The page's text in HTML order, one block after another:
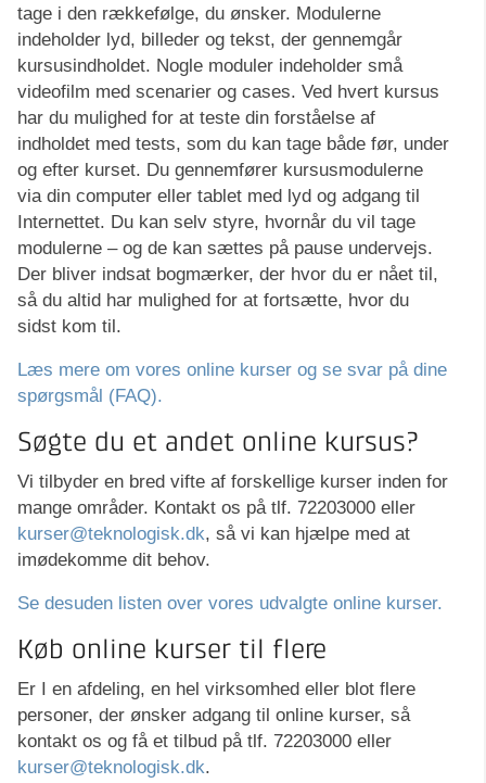
tage i den rækkefølge, du ønsker. Modulerne
indeholder lyd, billeder og tekst, der gennemgår
kursusindholdet. Nogle moduler indeholder små
videofilm med scenarier og cases. Ved hvert kursus
har du mulighed for at teste din forståelse af
indholdet med tests, som du kan tage både før, under
og efter kurset. Du gennemfører kursusmodulerne
via din computer eller tablet med lyd og adgang til
Internettet. Du kan selv styre, hvornår du vil tage
modulerne – og de kan sættes på pause undervejs.
Der bliver indsat bogmærker, der hvor du er nået til,
så du altid har mulighed for at fortsætte, hvor du
sidst kom til.
Læs mere om vores online kurser og se svar på dine
spørgsmål (FAQ).
Søgte du et andet online kursus?
Vi tilbyder en bred vifte af forskellige kurser inden for
mange områder. Kontakt os på tlf. 72203000 eller
kurser@teknologisk.dk, så vi kan hjælpe med at
imødekomme dit behov.
Se desuden listen over vores udvalgte online kurser.
Køb online kurser til flere
Er I en afdeling, en hel virksomhed eller blot flere
personer, der ønsker adgang til online kurser, så
kontakt os og få et tilbud på tlf. 72203000 eller
kurser@teknologisk.dk.